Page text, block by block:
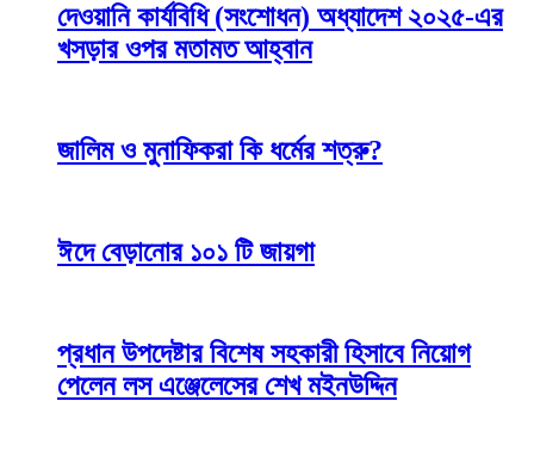
দেওয়ানি কার্যবিধি (সংশোধন) অধ্যাদেশ ২০২৫-এর
খসড়ার ওপর মতামত আহ্বান
জালিম ও মুনাফিকরা কি ধর্মের শত্রু?
ঈদে বেড়ানোর ১০১ টি জায়গা
প্রধান উপদেষ্টার বিশেষ সহকারী হিসাবে নিয়োগ
পেলেন লস এঞ্জেলেসের শেখ মইনউদ্দিন